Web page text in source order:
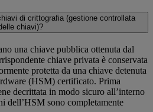
di crittografia (gestione controllata
chiavi)?
una chiave pubblica ottenuta dal
chiave privata è conservata
protetta da una chiave detenuta
(HSM) certificato. Prima
decrittata in modo sicuro all’interno
dell’HSM sono completamente